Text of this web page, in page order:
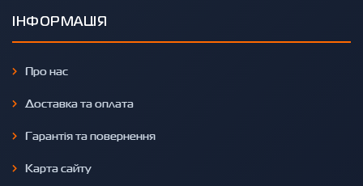
ІНФОРМАЦІЯ
Про нас
Доставка та оплата
Гарантія та повернення
Карта сайту